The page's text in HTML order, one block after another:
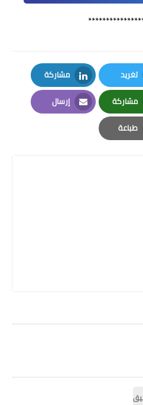
تغريد
Twitter
مشاركة
LinkedIn
مشاركة
Whatsapp
إرسال
Email
طباعة
Print